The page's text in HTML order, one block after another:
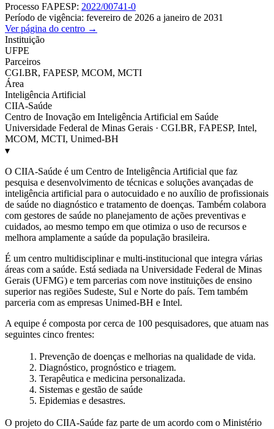
Processo FAPESP: 2022/00741-0
Período de vigência: fevereiro de 2026 a janeiro de 2031
Ver página do centro →
Instituição
UFPE
Parceiros
CGI.BR, FAPESP, MCOM, MCTI
Área
Inteligência Artificial
CIIA-Saúde
Centro de Inovação em Inteligência Artificial em Saúde
Universidade Federal de Minas Gerais · CGI.BR, FAPESP, Intel,
MCOM, MCTI, Unimed-BH
▾
O CIIA-Saúde é um Centro de Inteligência Artificial que faz
pesquisa e desenvolvimento de técnicas e soluções avançadas de
inteligência artificial para o autocuidado e no auxílio de profissionais
de saúde no diagnóstico e tratamento de doenças. Também colabora
com gestores de saúde no planejamento de ações preventivas e
cuidados, ao mesmo tempo em que otimiza o uso de recursos e
melhora amplamente a saúde da população brasileira.
É um centro multidisciplinar e multi-institucional que integra várias
áreas com a saúde. Está sediada na Universidade Federal de Minas
Gerais (UFMG) e tem parcerias com nove instituições de ensino
superior nas regiões Sudeste, Sul e Norte do país. Tem também
parceria com as empresas Unimed-BH e Intel.
A equipe é composta por cerca de 100 pesquisadores, que atuam nas
seguintes cinco frentes:
1. Prevenção de doenças e melhorias na qualidade de vida.
2. Diagnóstico, prognóstico e triagem.
3. Terapêutica e medicina personalizada.
4. Sistemas e gestão de saúde
5. Epidemias e desastres.
O projeto do CIIA-Saúde faz parte de um acordo com o Ministério